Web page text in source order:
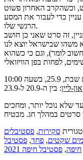
וכשהקרב האחרון פשוט
כדי לעבור את המסע
הרגשי שלו.
זה סרט שאני כן חושב
משהו שבישראל יוצא לנו
לומר), וגם כי כשהוא
בשעה 10:00
און-ליין: בין ה-20.9 ל-23.9
שלא נוכל יותר, ומחכים
סקירות, פסטיבלים
מים שקטים, פחד, פסטיבל
חיפה, פסטיבל חיפה 2021